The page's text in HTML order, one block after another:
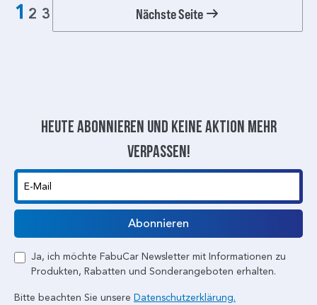
1 2 3 Nächste Seite
Heute abonnieren und keine aktion mehr
verpassen!
E-Mail
Abonnieren
Ja, ich möchte FabuCar Newsletter mit Informationen zu
Produkten, Rabatten und Sonderangeboten erhalten.
Bitte beachten Sie unsere Datenschutzerklärung.